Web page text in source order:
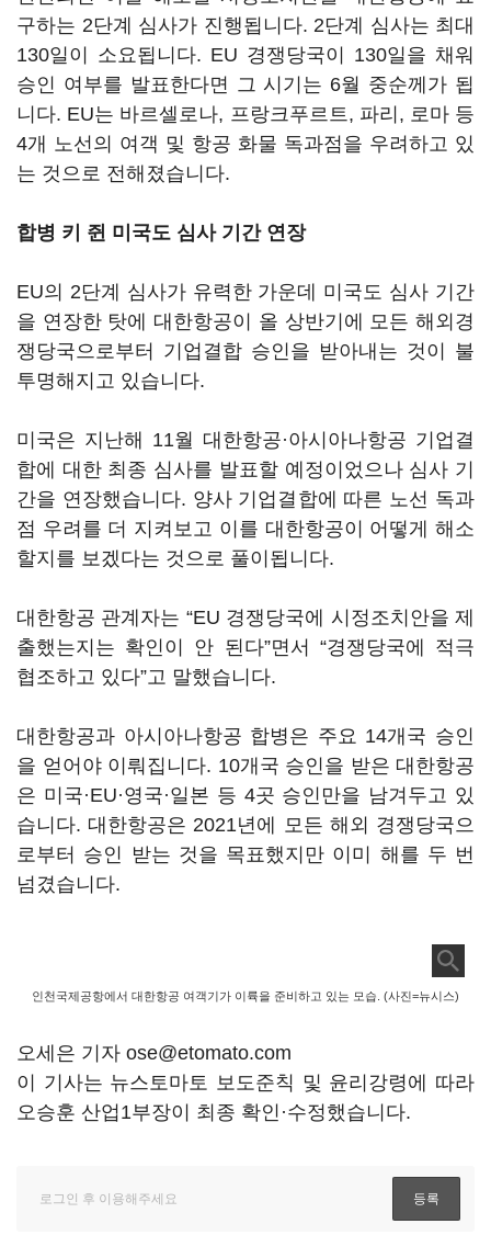
구하는 2단계 심사가 진행됩니다. 2단계 심사는 최대
130일이 소요됩니다. EU 경쟁당국이 130일을 채워
승인 여부를 발표한다면 그 시기는 6월 중순께가 됩
니다. EU는 바르셀로나, 프랑크푸르트, 파리, 로마 등
4개 노선의 여객 및 항공 화물 독과점을 우려하고 있
는 것으로 전해졌습니다.
합병 키 쥔 미국도 심사 기간 연장
EU의 2단계 심사가 유력한 가운데 미국도 심사 기간
을 연장한 탓에 대한항공이 올 상반기에 모든 해외경
쟁당국으로부터 기업결합 승인을 받아내는 것이 불
투명해지고 있습니다.
미국은 지난해 11월 대한항공·아시아나항공 기업결
합에 대한 최종 심사를 발표할 예정이었으나 심사 기
간을 연장했습니다. 양사 기업결합에 따른 노선 독과
점 우려를 더 지켜보고 이를 대한항공이 어떻게 해소
할지를 보겠다는 것으로 풀이됩니다.
대한항공 관계자는 “EU 경쟁당국에 시정조치안을 제
출했는지는 확인이 안 된다”면서 “경쟁당국에 적극
협조하고 있다”고 말했습니다.
대한항공과 아시아나항공 합병은 주요 14개국 승인
을 얻어야 이뤄집니다. 10개국 승인을 받은 대한항공
은 미국·EU·영국·일본 등 4곳 승인만을 남겨두고 있
습니다. 대한항공은 2021년에 모든 해외 경쟁당국으
로부터 승인 받는 것을 목표했지만 이미 해를 두 번
넘겼습니다.
인천국제공항에서 대한항공 여객기가 이륙을 준비하고 있는 모습. (사진=뉴시스)
오세은 기자 ose@etomato.com
이 기사는 뉴스토마토 보도준칙 및 윤리강령에 따라
오승훈 산업1부장이 최종 확인·수정했습니다.